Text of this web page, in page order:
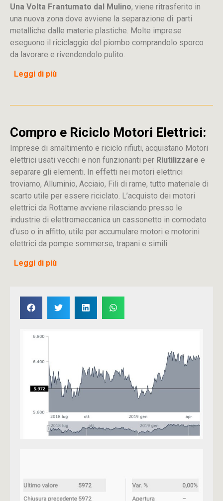
Una Volta Frantumato dal Mulino, viene ritrasferito in
una nuova zona dove avviene la separazione di: parti
metalliche dalle materie plastiche. Molte imprese
eseguono il riciclaggio del piombo comprandolo sporco
da lavorare e rivendendolo pulito.
Leggi di più
Compro e Riciclo Motori Elettrici:
Imprese di smaltimento e riciclo rifiuti, acquistano Motori
elettrici usati vecchi e non funzionanti per Riutilizzare e
separare gli elementi. In effetti nei motori elettrici
troviamo, Alluminio, Acciaio, Fili di rame, tutto materiale di
scarto utile per essere riciclato. L’acquisto dei motori
elettrici da Rottame avviene rilasciando presso le
industrie di elettromeccanica un cassonetto in comodato
d’uso o in affitto, utile per accumulare motori e motorini
elettrici da pompe sommerse, trapani e simili.
Leggi di più